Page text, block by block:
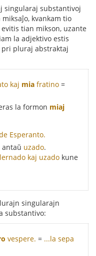
singularaj substantivoj
kvankam tio
tian mikson, uzante
la adjektivo estis
pri pluraj abstraktaj
kaj mia fratino =
la formon miaj
Esperanto.
antaŭ uzado.
lernado kaj uzado kune
singularajn
substantivo:
vespere. = ...la sepa